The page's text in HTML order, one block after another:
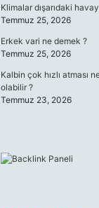
Klimalar dışarıdaki
Temmuz 25, 2026
Erkek vari ne demek ?
Temmuz 25, 2026
Kalbin çok hızlı atması
olabilir ?
Temmuz 23, 2026